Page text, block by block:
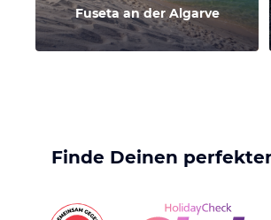
Fuseta an der Algarve
Finde Deinen